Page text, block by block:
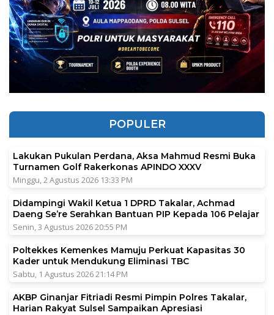
POPULER
Lakukan Pukulan Perdana, Aksa Mahmud Resmi Buka
Turnamen Golf Rakerkonas APINDO XXXV
Minggu, 2 Agustus 2026 13:33 PM
Didampingi Wakil Ketua 1 DPRD Takalar, Achmad
Daeng Se’re Serahkan Bantuan PIP Kepada 106 Pelajar
Senin, 3 Agustus 2026 20:55 PM
Poltekkes Kemenkes Mamuju Perkuat Kapasitas 30
Kader untuk Mendukung Eliminasi TBC
Sabtu, 1 Agustus 2026 21:14 PM
AKBP Ginanjar Fitriadi Resmi Pimpin Polres Takalar,
Harian Rakyat Sulsel Sampaikan Apresiasi